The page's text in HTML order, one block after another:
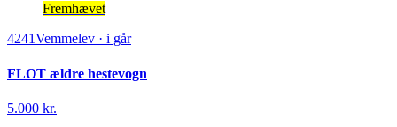
Fremhævet
4241Vemmelev · i går
FLOT ældre hestevogn
5.000 kr.